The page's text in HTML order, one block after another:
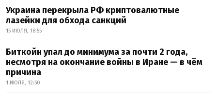
Украина перекрыла РФ криптовалютные
лазейки для обхода санкций
15 ИЮЛЯ, 18:55
Биткойн упал до минимума за почти 2 года,
несмотря на окончание войны в Иране — в чём
причина
1 ИЮЛЯ, 12:50